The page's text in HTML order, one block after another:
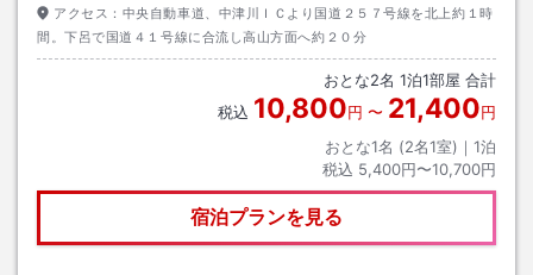
アクセス： 中央自動車道、中津川ＩＣより国道２５７号線を北上約１時
間。下呂で国道４１号線に合流し高山方面へ約２０分
おとな2名 1泊1部屋 合計
税込 10,800円 〜 21,400円
おとな1名 (2名1室)｜ 1泊
税込 5,400円〜10,700円
宿泊プランを見る